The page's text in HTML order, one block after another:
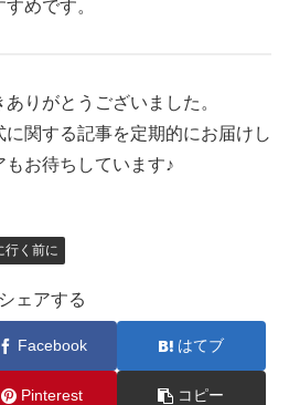
めです。
りがとうございました。
関する記事を定期的にお届けし
もお待ちしています♪
行く前に
シェアする
Facebook はてブ
Pinterest コピー